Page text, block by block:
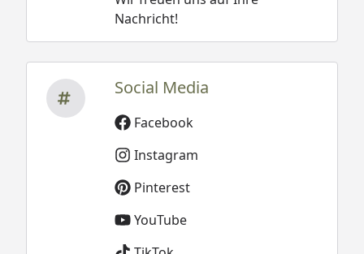
Nachricht!
Social Media
Facebook
Instagram
Pinterest
YouTube